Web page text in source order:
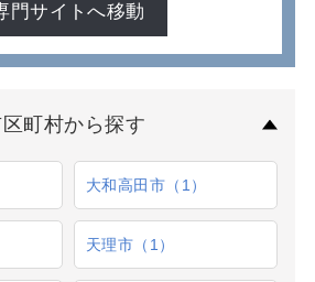
門サイトへ移動
町村から探す
大和高田市（1）
天理市（1）